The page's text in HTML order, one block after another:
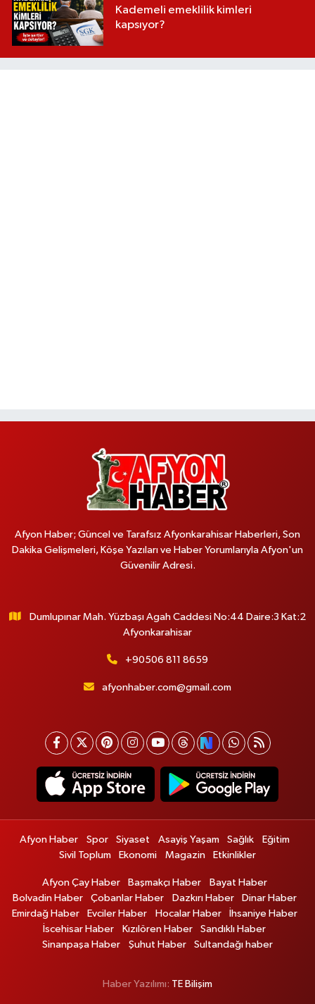
Kademeli emeklilik kimleri
kapsıyor?
Afyon Haber; Güncel ve Tarafsız Afyonkarahisar Haberleri, Son
Dakika Gelişmeleri, Köşe Yazıları ve Haber Yorumlarıyla Afyon'un
Güvenilir Adresi.
Dumlupınar Mah. Yüzbaşı Agah Caddesi No:44 Daire:3 Kat:2
Afyonkarahisar
+90506 811 8659
afyonhaber.com@gmail.com
Afyon Haber Spor Siyaset Asayiş Yaşam Sağlık
Eğitim
Sivil Toplum
Ekonomi Magazin Etkinlikler
Afyon Çay Haber Başmakçı Haber
Bayat Haber
Bolvadin Haber
Çobanlar Haber Dazkırı Haber
Dinar Haber
Emirdağ Haber
Evciler Haber Hocalar Haber
İhsaniye Haber
İscehisar Haber
Kızılören Haber
Sandıklı Haber
Sinanpaşa Haber
Şuhut Haber Sultandağı haber
Haber Yazılımı: TE Bilişim